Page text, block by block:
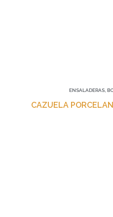
ENSALADERAS,
CAZUELA